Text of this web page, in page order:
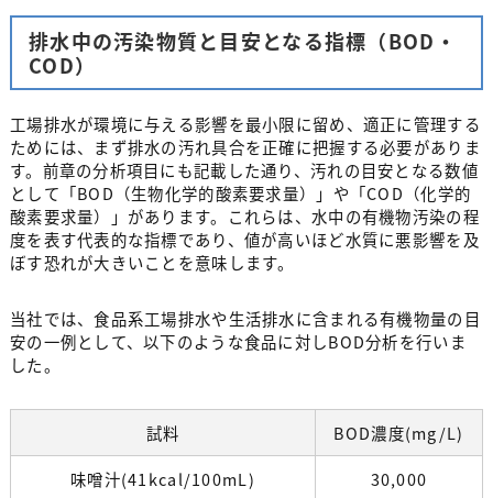
排水中の汚染物質と目安となる指標（BOD・
COD）
工場排水が環境に与える影響を最小限に留め、適正に管理する
ためには、まず排水の汚れ具合を正確に把握する必要がありま
す。前章の分析項目にも記載した通り、汚れの目安となる数値
として「BOD（生物化学的酸素要求量）」や「COD（化学的
酸素要求量）」があります。これらは、水中の有機物汚染の程
度を表す代表的な指標であり、値が高いほど水質に悪影響を及
ぼす恐れが大きいことを意味します。
当社では、食品系工場排水や生活排水に含まれる有機物量の目
安の一例として、以下のような食品に対しBOD分析を行いま
した。
試料
BOD濃度(mg/L)
味噌汁(41kcal/100mL)
30,000